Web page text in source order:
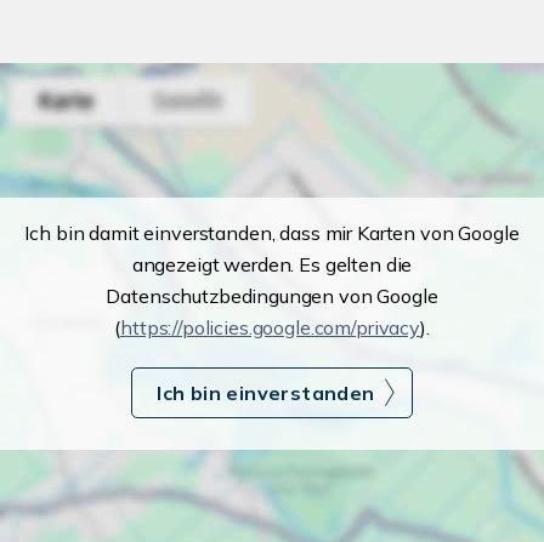
Ich bin damit einverstanden, dass mir Karten von Google
angezeigt werden. Es gelten die
Datenschutzbedingungen von Google
(https://policies.google.com/privacy).
Ich bin einverstanden